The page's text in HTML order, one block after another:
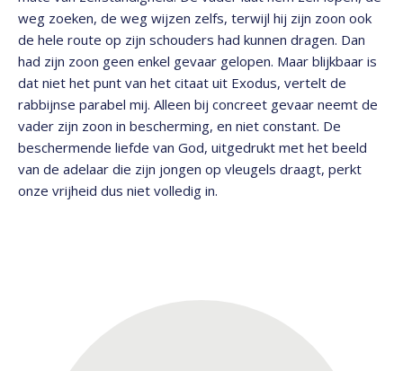
weg zoeken, de weg wijzen zelfs, terwijl hij zijn zoon ook
de hele route op zijn schouders had kunnen dragen. Dan
had zijn zoon geen enkel gevaar gelopen. Maar blijkbaar is
dat niet het punt van het citaat uit Exodus, vertelt de
rabbijnse parabel mij. Alleen bij concreet gevaar neemt de
vader zijn zoon in bescherming, en niet constant. De
beschermende liefde van God, uitgedrukt met het beeld
van de adelaar die zijn jongen op vleugels draagt, perkt
onze vrijheid dus niet volledig in.